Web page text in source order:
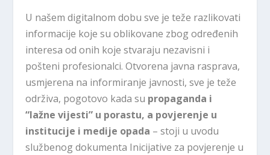
U našem digitalnom dobu sve je teže razlikovati
informacije koje su oblikovane zbog određenih
interesa od onih koje stvaraju nezavisni i
pošteni profesionalci. Otvorena javna rasprava,
usmjerena na informiranje javnosti, sve je teže
održiva, pogotovo kada su propaganda i
“lažne vijesti” u porastu, a povjerenje u
institucije i medije opada – stoji u uvodu
službenog dokumenta Inicijative za povjerenje u